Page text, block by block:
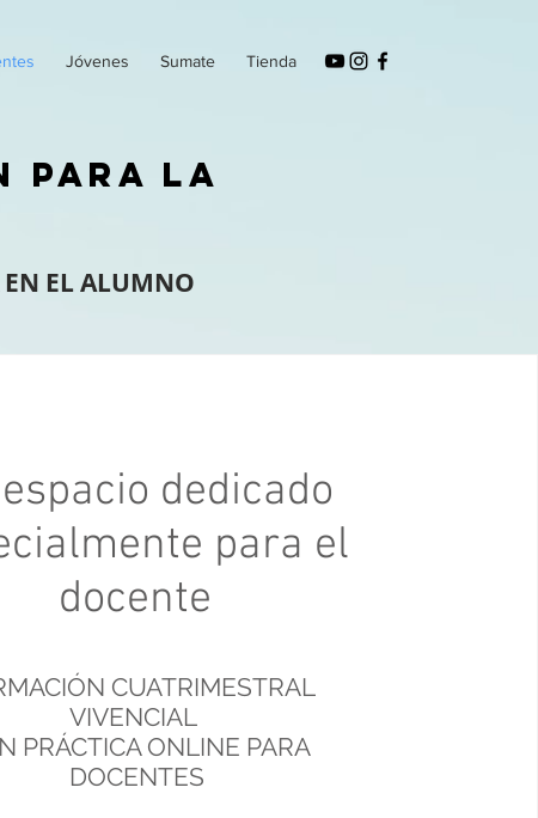
Jóvenes Sumate Tienda
PARA LA
EL ALUMNO
dedicado
para el
docente
CUATRIMESTRAL
VIVENCIAL
PRÁCTICA ONLINE PARA
DOCENTES